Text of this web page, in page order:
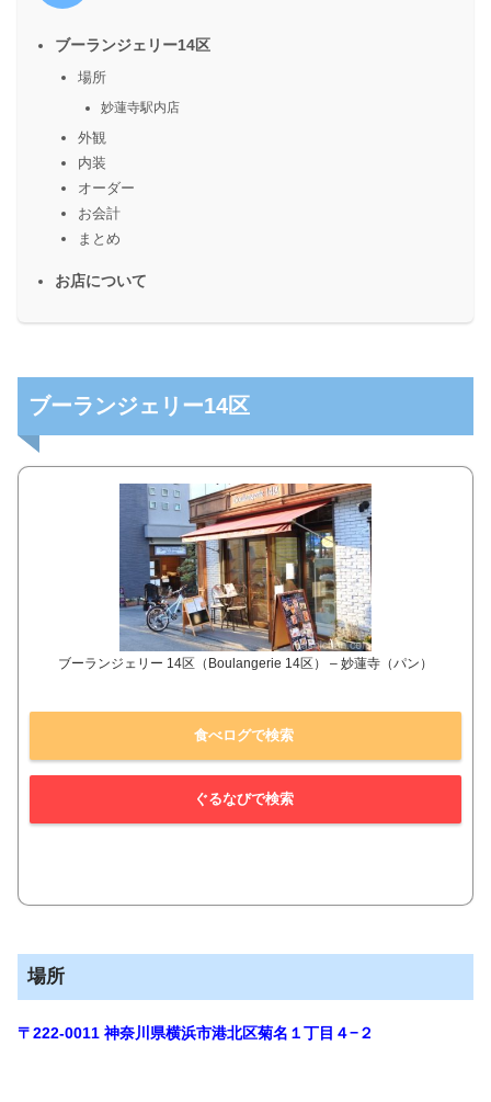
ブーランジェリー14区
場所
妙蓮寺駅内店
外観
内装
オーダー
お会計
まとめ
お店について
ブーランジェリー14区
ブーランジェリー 14区（Boulangerie 14区） – 妙蓮寺（パン）
食べログで検索
ぐるなびで検索
場所
〒222-0011 神奈川県横浜市港北区菊名１丁目４−２